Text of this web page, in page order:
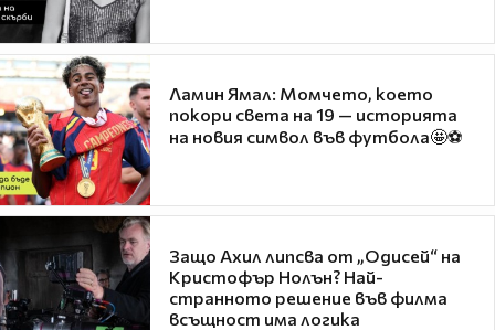
Ламин Ямал: Момчето, което
покори света на 19 — историята
на новия символ във футбола🤩⚽
Защо Ахил липсва от „Одисей“ на
Кристофър Нолън? Най-
странното решение във филма
всъщност има логика